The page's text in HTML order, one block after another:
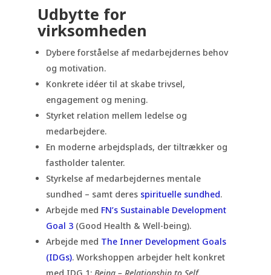
Udbytte for
virksomheden
Dybere forståelse af medarbejdernes behov
og motivation.
Konkrete idéer til at skabe trivsel,
engagement og mening.
Styrket relation mellem ledelse og
medarbejdere.
En moderne arbejdsplads, der tiltrækker og
fastholder talenter.
Styrkelse af medarbejdernes mentale
sundhed – samt deres spirituelle sundhed.
Arbejde med FN’s Sustainable Development
Goal 3 (Good Health & Well-being).
Arbejde med The Inner Development Goals
(IDGs). Workshoppen arbejder helt konkret